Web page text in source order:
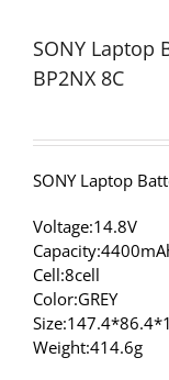
SONY Laptop
BP2NX 8C
SONY Laptop
Voltage:14.8V
Cell:8cell
Color:GREY
Weight:414.6g